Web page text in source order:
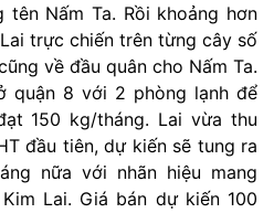
tên Nấm Ta. Rồi khoảng hơn
trực chiến trên từng cây số
về đầu quân cho Nấm Ta.
quận 8 với 2 phòng lạnh để
150 kg/tháng. Lai vừa thu
đầu tiên, dự kiến sẽ tung ra
nữa với nhãn hiệu mang
Lai. Giá bán dự kiến 100